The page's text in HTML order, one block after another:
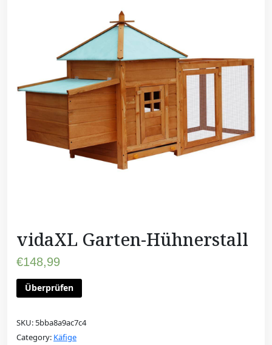
vidaXL Garten-Hühnerstall
€148,99
Überprüfen
SKU: 5bba8a9ac7c4
Category: Käfige